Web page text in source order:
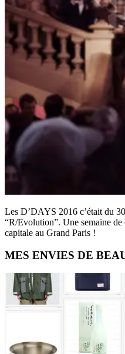
Les D’DAYS 2016 c’était du
“R/Evolution”. Une semaine
capitale au Grand Paris !
Primary
Sidebar
MES ENVIES DE